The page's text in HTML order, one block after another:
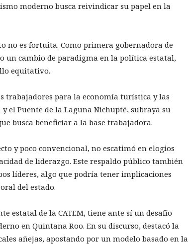
moderno busca reivindicar su papel en la
no es fortuita. Como primera gobernadora de
un cambio de paradigma en la política estatal,
equitativo.
trabajadores para la economía turística y las
el Puente de la Laguna Nichupté, subraya su
busca beneficiar a la base trabajadora.
y poco convencional, no escatimó en elogios
de liderazgo. Este respaldo público también
líderes, algo que podría tener implicaciones
del estado.
estatal de la CATEM, tiene ante sí un desafío
en Quintana Roo. En su discurso, destacó la
añejas, apostando por un modelo basado en la